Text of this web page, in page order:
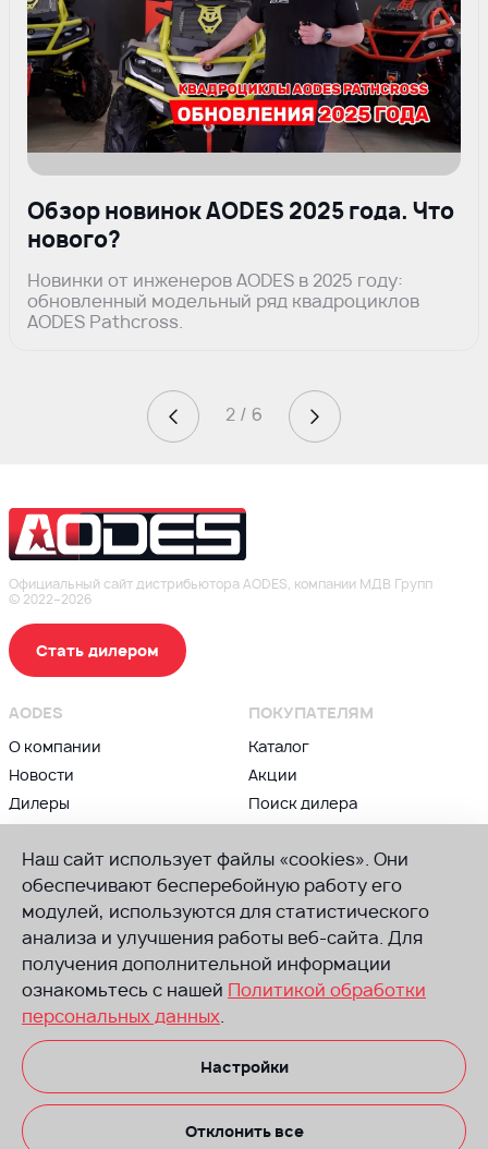
Обзор новинок AODES 2025 года. Что
нового?
Новинки от инженеров AODES в 2025 году:
обновленный модельный ряд квадроциклов
AODES Pathcross.
2 / 6
Наш сайт использует файлы «cookies». Они
обеспечивают бесперебойную работу его
модулей, используются для статистического
анализа и улучшения работы веб-сайта. Для
получения дополнительной информации
ознакомьтесь с нашей Политикой обработки
персональных данных.
Настройки
Отклонить все
Официальный сайт дистрибьютора AODES, компании МДВ Групп
© 2022–2026
AODES
О компании
Новости
Дилеры
Контакты
ПОКУПАТЕЛЯМ
Каталог
Акции
Поиск дилера
Блог
ВЛАДЕЛЬЦАМ
Сервис и гарантии
Советы по техническому
обслуживанию
Руководства
по эксплуатации
Запчасти
ПРИСОЕДИНЯЙСЯ К AODES
Группа в ВК
Канал в Телеграм
Канал в Ютуб
Стать дилером
Размещенная на сайте информация носит информационный характер.
Не оферта. Производитель оставляет за собой право вносить
изменения в комплектацию, изменять технические характеристики
и стоимость безпредварительного уведомления со своей стороны.
Техника на некоторых изображениях может иметь доп. оборудование